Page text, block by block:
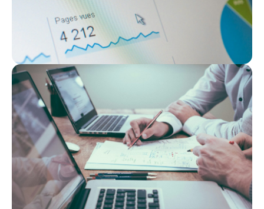
Оставьте заявку на
бесплатную консультацию
И мы в течение 15 минут перезвоним
Получить
консультацию
в WhatsApp
Получить
консультацию
в Telegram